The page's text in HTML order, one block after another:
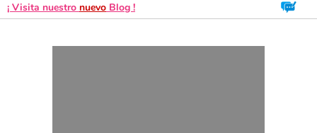
¡ Visita nuestro nuevo Blog !